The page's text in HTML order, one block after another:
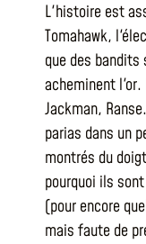
L'histoire est
Tomahawk,
que des
acheminent
Jackman,
parias dans un
montrés du
pourquoi ils
(pour encore
mais faute de